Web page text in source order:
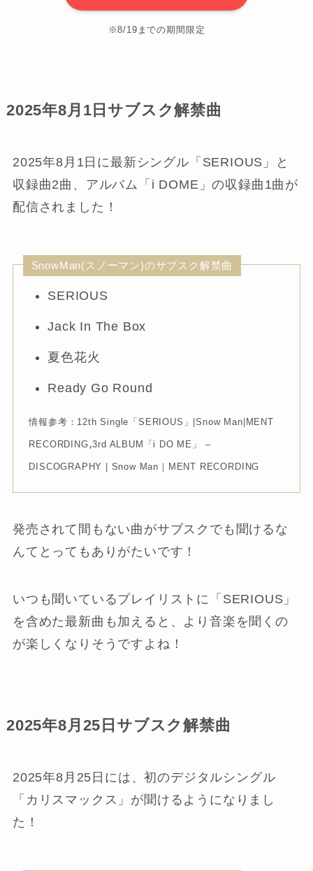
※8/19までの期間限定
2025年8月1日サブスク解禁曲
2025年8月1日に最新シングル「SERIOUS」と
収録曲2曲、アルバム「i DOME」の収録曲1曲が
配信されました！
SnowMan(スノーマン)のサブスク解禁曲
SERIOUS
Jack In The Box
夏色花火
Ready Go Round
情報参考：12th Single「SERIOUS」|Snow Man|MENT
RECORDING,3rd ALBUM「i DO ME」 –
DISCOGRAPHY | Snow Man｜MENT RECORDING
発売されて間もない曲がサブスクでも聞けるな
んてとってもありがたいです！
いつも聞いているプレイリストに「SERIOUS」
を含めた最新曲も加えると、より音楽を聞くの
が楽しくなりそうですよね！
2025年8月25日サブスク解禁曲
2025年8月25日には、初のデジタルシングル
「カリスマックス」が聞けるようになりまし
た！